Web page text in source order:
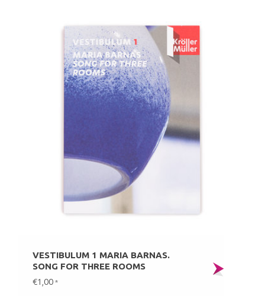
VESTIBULUM 1 MARIA BARNAS.
SONG FOR THREE ROOMS
€1,00 *